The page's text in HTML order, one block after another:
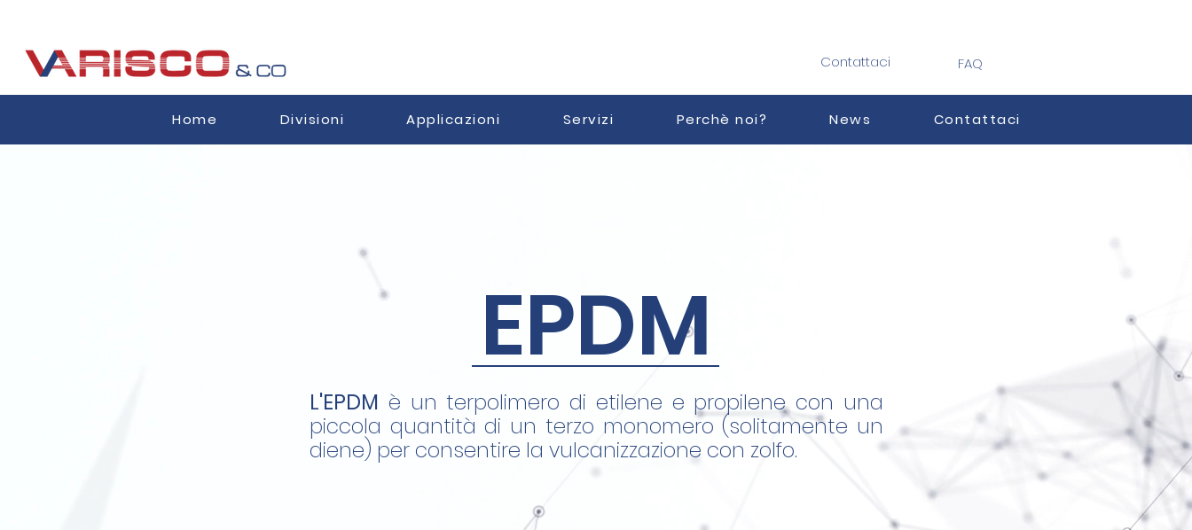
Contattaci FAQ
Home Divisioni Applicazioni Servizi Perchè noi? News Contattaci
EPDM
L'EPDM è un terpolimero di etilene e propilene con una
piccola quantità di un terzo monomero (solitamente un
diene) per consentire la vulcanizzazione con zolfo.